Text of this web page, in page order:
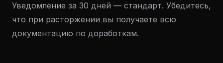
Уведомление за 30 дней — стандарт. Убедитесь,
что при расторжении вы получаете всю
документацию по доработкам.